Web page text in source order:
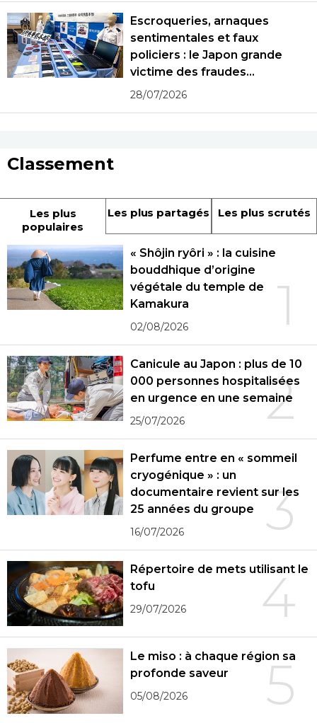
Escroqueries, arnaques
sentimentales et faux
policiers : le Japon grande
victime des fraudes
spécialisées
28/07/2026
Classement
Les plus
populaires
Les plus partagés Les plus scrutés
1
« Shôjin ryôri » : la cuisine
bouddhique d’origine
végétale du temple de
Kamakura
02/08/2026
2
Canicule au Japon : plus de 10
000 personnes hospitalisées
en urgence en une semaine
25/07/2026
3
Perfume entre en « sommeil
cryogénique » : un
documentaire revient sur les
25 années du groupe
16/07/2026
4
Répertoire de mets utilisant le
tofu
29/07/2026
5
Le miso : à chaque région sa
profonde saveur
05/08/2026